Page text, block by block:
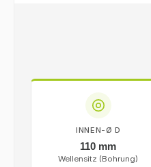
INNEN-Ø D
110 mm
Wellensitz (Bohrung)